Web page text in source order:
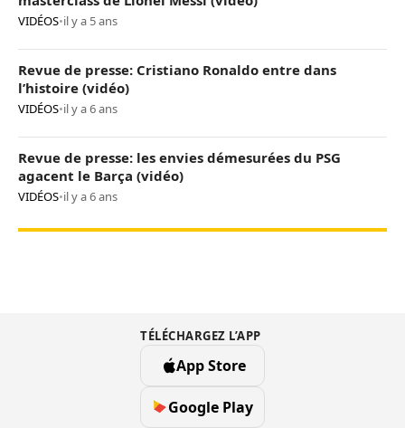
VIDÉOS•il y a 5 ans
Revue de presse: Cristiano Ronaldo entre dans
l’histoire (vidéo)
VIDÉOS•il y a 6 ans
Revue de presse: les envies démesurées du PSG
agacent le Barça (vidéo)
VIDÉOS•il y a 6 ans
TÉLÉCHARGEZ L’APP
App Store
Google Play